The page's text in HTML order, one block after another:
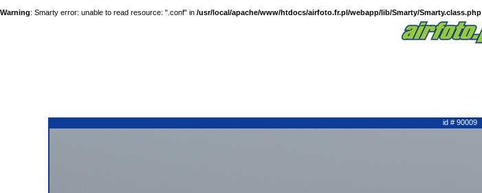
Warning: Smarty error: unable to read resource: ".conf" in /usr/local/apache/www/htdocs/airfoto.fr.pl/webapp/lib/Smarty/Smarty.class.php
id # 90009